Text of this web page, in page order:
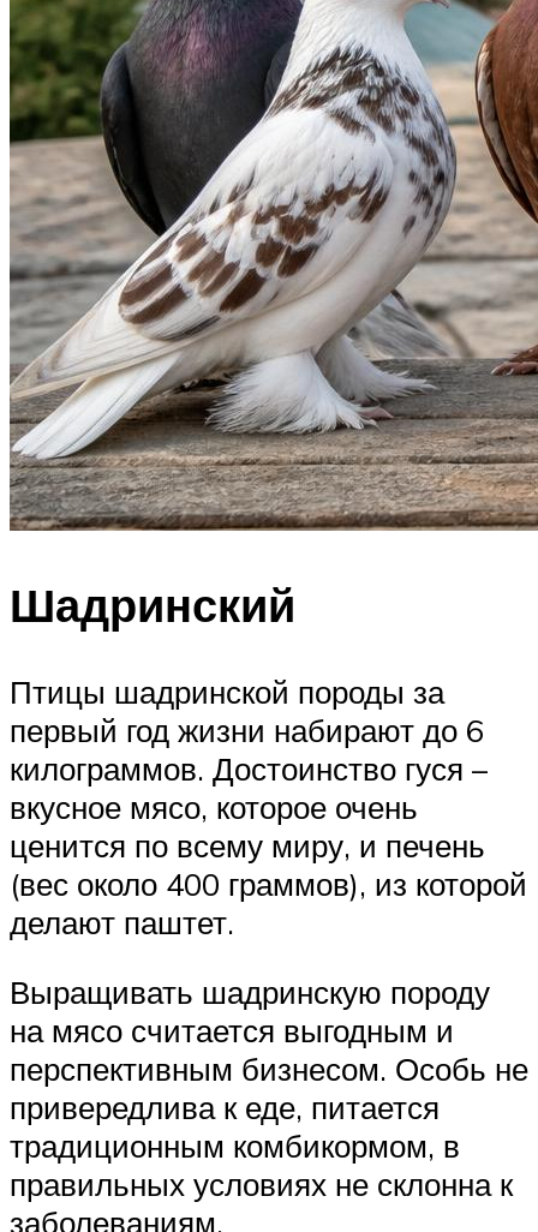
Шадринский
Птицы шадринской породы за
первый год жизни набирают до 6
килограммов. Достоинство гуся –
вкусное мясо, которое очень
ценится по всему миру, и печень
(вес около 400 граммов), из которой
делают паштет.
Выращивать шадринскую породу
на мясо считается выгодным и
перспективным бизнесом. Особь не
привередлива к еде, питается
традиционным комбикормом, в
правильных условиях не склонна к
заболеваниям.